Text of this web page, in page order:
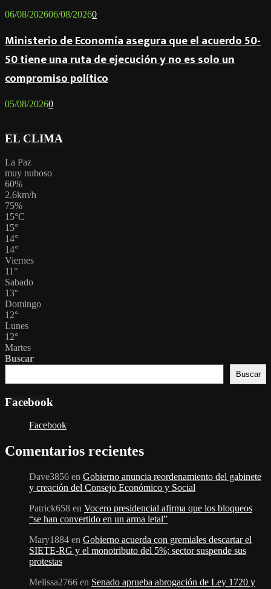
06/08/202606/08/20260
Ministerio de Economía asegura que el acuerdo 50-
50 tiene una ruta de ejecución y no es solo un
compromiso político
05/08/20260
EL CLIMA
La Paz
muy nuboso
60%
2.6km/h
75%
15°C
15°
14°
14°
Viernes
11 °
Sabado
13°
Domingo
12°
Lunes
12°
Martes
Buscar
Buscar
Facebook
Facebook
Comentarios recientes
Dave3856 en Gobierno anuncia reordenamiento del gabinete
y creación del Consejo Económico y Social
Patrick658 en Vocero presidencial afirma que los bloqueos
“se han convertido en un arma letal”
Mary1884 en Gobierno acuerda con gremiales descartar el
SIETE-RG y el monotributo del 5%; sector suspende sus
protestas
Melissa2766 en Senado aprueba abrogación de Ley 1720 y